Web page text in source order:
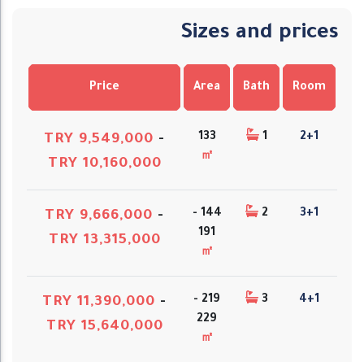
Sizes and prices
Room
Bath
Area
Price
2+1
1
133
㎡
TRY 9,549,000 -
TRY 10,160,000
3+1
2
144 -
191
㎡
TRY 9,666,000 -
TRY 13,315,000
4+1
3
219 -
229
㎡
TRY 11,390,000 -
TRY 15,640,000